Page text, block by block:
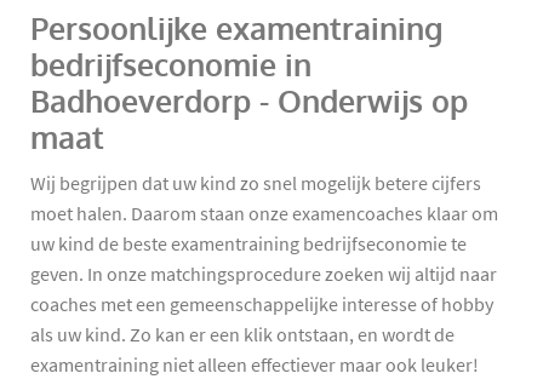
Persoonlijke examentraining
bedrijfseconomie in
Badhoeverdorp - Onderwijs op
maat
Wij begrijpen dat uw kind zo snel mogelijk betere cijfers
moet halen. Daarom staan onze examencoaches klaar om
uw kind de beste examentraining bedrijfseconomie te
geven. In onze matchingsprocedure zoeken wij altijd naar
coaches met een gemeenschappelijke interesse of hobby
als uw kind. Zo kan er een klik ontstaan, en wordt de
examentraining niet alleen effectiever maar ook leuker!